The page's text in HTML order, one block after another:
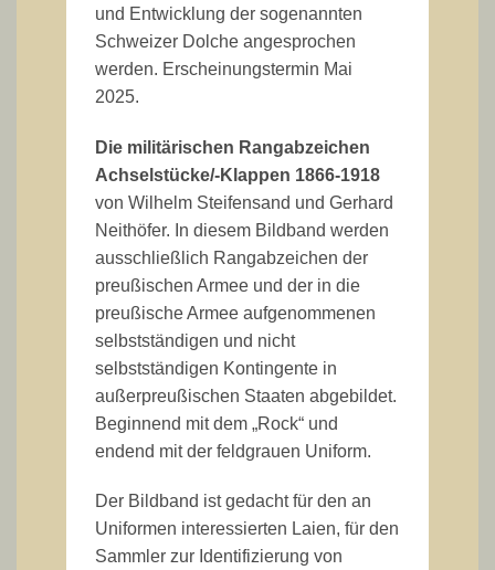
und Entwicklung der sogenannten
Schweizer Dolche angesprochen
werden. Erscheinungstermin Mai
2025.
Die militärischen Rangabzeichen
Achselstücke/-Klappen 1866-1918
von Wilhelm Steifensand und Gerhard
Neithöfer. In diesem Bildband werden
ausschließlich Rangabzeichen der
preußischen Armee und der in die
preußische Armee aufgenommenen
selbstständigen und nicht
selbstständigen Kontingente in
außerpreußischen Staaten abgebildet.
Beginnend mit dem „Rock“ und
endend mit der feldgrauen Uniform.
Der Bildband ist gedacht für den an
Uniformen interessierten Laien, für den
Sammler zur Identifizierung von